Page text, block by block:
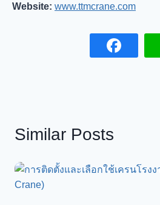
Website: www.ttmcrane.com
Similar Posts